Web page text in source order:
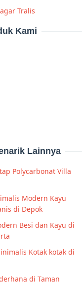
Tralis
Kami
Lainnya
Polycarbonat Villa
Modern Kayu
di Depok
Besi dan Kayu di
Kotak kotak di
di Taman